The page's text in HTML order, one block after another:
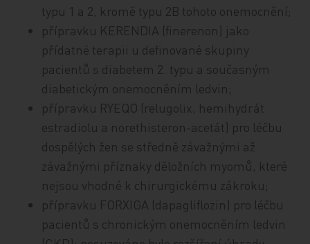
typu 1 a 2, kromě typu 2B tohoto onemocnění;
přípravku KERENDIA (finerenon) jako
přídatné terapii u definované skupiny
pacientů s diabetem 2. typu a současným
diabetickým onemocněním ledvin;
přípravku RYEQO (relugolix, hemihydrát
estradiolu a norethisteron-acetát) pro léčbu
dospělých žen se středně závažnými až
závažnými příznaky děložních myomů, které
nejsou vhodné k chirurgickému zákroku;
přípravku FORXIGA (dapagliflozin) pro léčbu
pacientů s chronickým onemocněním ledvin